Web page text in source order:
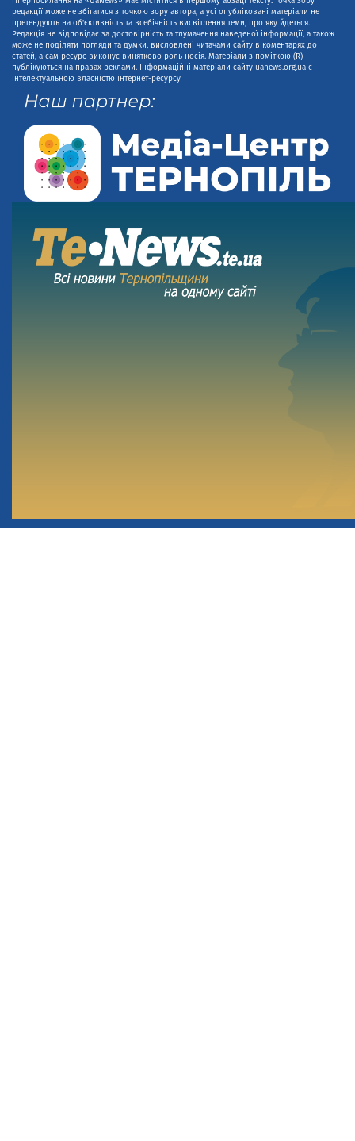
редакції може не збігатися з точкою зору автора, а усі опубліковані матеріали не
претендують на об'єктивність та всебічність висвітлення теми, про яку йдеться.
Редакція не відповідає за достовірність та тлумачення наведеної інформації, а також
може не поділяти погляди та думки, висловлені читачами сайту в коментарях до
статей, а сам ресурс виконує винятково роль носія. Матеріали з поміткою (R)
публікуються на правах реклами. Інформаційні матеріали сайту uanews.org.ua є
інтелектуальною власністю інтернет-ресурсу